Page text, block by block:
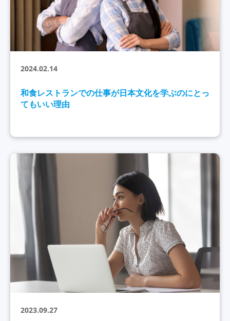
2024.02.14
和食レストランでの仕事が日本文化を学ぶのにとっ
てもいい理由
2023.09.27